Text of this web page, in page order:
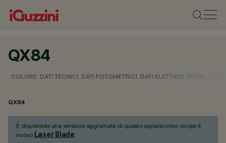
QX84
COLORE DATI TECNICI DATI FOTOMETRICI DATI ELETTRICI
QX84
È disponibile una versione aggiornata di questo apparecchio: scopri il
nuovo Laser Blade.